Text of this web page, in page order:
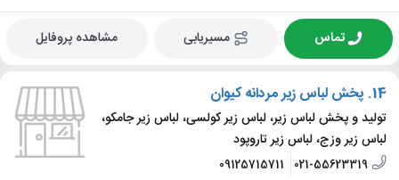
تماس مسیریابی مشاهده پروفایل
14. پخش لباس زیر مردانه کیوان
تولید و پخش لباس زیر، لباس زیر کولسی، لباس زیر جامکو،
لباس زیر وزج، لباس زیر تاروپود
021-55623319
09125715711